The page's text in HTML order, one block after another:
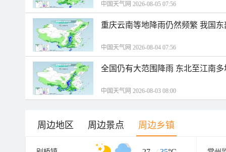
中国天气网 2026-08-05 07:56
重庆云南等地降雨仍然频繁 我国
中国天气网 2026-08-04 07:56
全国仍有大范围降雨 东北至江南
中国天气网 2026-08-03 08:00
周边地区 周边景点 周边乡镇